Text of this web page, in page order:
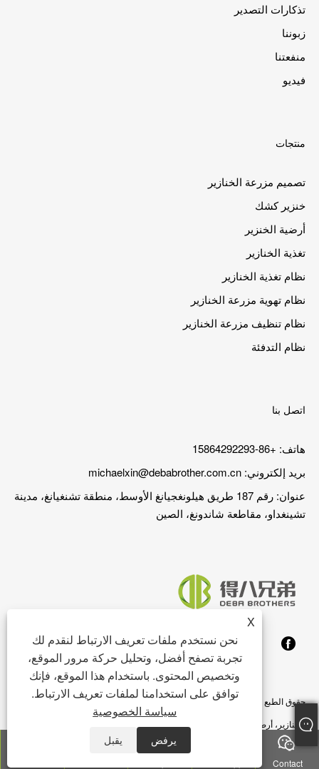
تذكارات التصدير
زبوننا
منفعتنا
فيديو
منتجات
تصميم مزرعة الخنازير
خنزير كشك
أرضية الخنزير
تغذية الخنازير
نظام تغذية الخنازير
نظام تهوية مزرعة الخنازير
نظام تنظيف مزرعة الخنازير
نظام التدفئة
اتصل بنا
هاتف: +86-15864292293
بريد إلكتروني: michaelxin@debabrother.com.cn
عنوان: رقم 187 طريق هيلونغجيانغ الأوسط، منطقة تشنغيانغ، مدينة
تشينغداو، مقاطعة شاندونغ، الصين
حقوق الطبع والنشر © 2023 تشينغداو DEBA Brother Machinery Co.,Ltd. - كشك
الخنازير، أرضية الخنازير، وحدة تغذية الخنازير - جميع الحقوق محفوظة
Links
XML سياسة الخصوصية Contact
X
نحن نستخدم ملفات تعريف الارتباط لنقدم لك
تجربة تصفح أفضل، وتحليل حركة مرور الموقع،
وتخصيص المحتوى. باستخدام هذا الموقع، فإنك
توافق على استخدامنا لملفات تعريف الارتباط.
سياسة الخصوصية
يرفض يقبل